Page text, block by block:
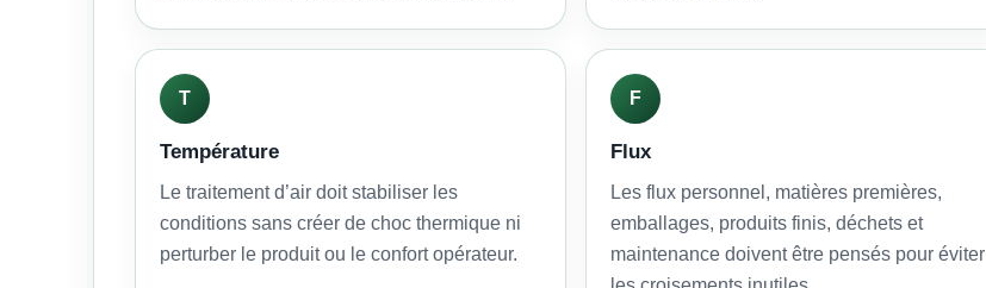
T
Température
Le traitement d’air doit stabiliser les
conditions sans créer de choc thermique ni
perturber le produit ou le confort opérateur.
F
Flux
Les flux personnel, matières premières,
emballages, produits finis, déchets et
maintenance doivent être pensés pour éviter